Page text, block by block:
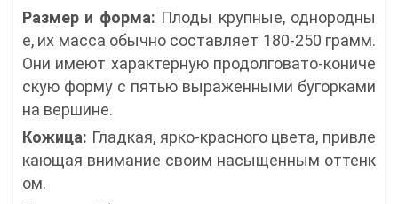
Размер и форма: Плоды крупные, однородны
е, их масса обычно составляет 180-250 грамм.
Они имеют характерную продолговато-кониче
скую форму с пятью выраженными бугорками
на вершине.
Кожица: Гладкая, ярко-красного цвета, привле
кающая внимание своим насыщенным оттенк
ом.